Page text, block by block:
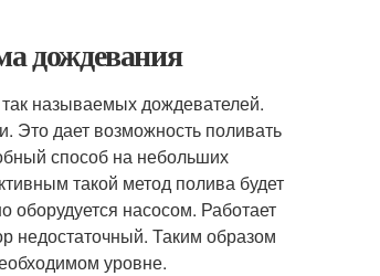
дождевания
называемых дождевателей.
Это дает возможность поливать
способ на небольших
такой метод полива будет
оборудуется насосом. Работает
недостаточный. Таким образом
уровне.